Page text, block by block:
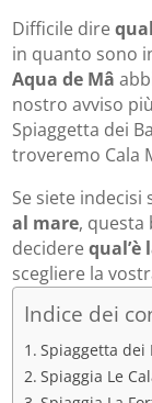
Difficile dire
in quanto sono
Aqua de Mâ
nostro avviso
Spiaggetta dei
troveremo Cala
Se siete
al mare, questa
deciderequal’è
scegliere la
Indice dei
Spiaggetta dei
Spiaggia Le